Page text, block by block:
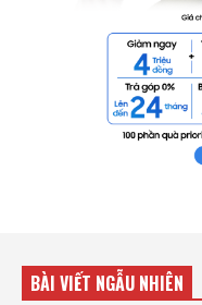
BÀI VIẾT NGẪU NHIÊN